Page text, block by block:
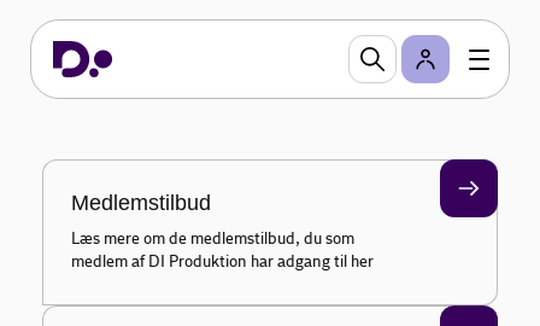
for metalindustrien
Her finder du viden, værktøjer og inspiration til at
komme i gang/videre med at arbejde med ESG
Medlemstilbud
Læs mere om de medlemstilbud, du som
medlem af DI Produktion har adgang til her